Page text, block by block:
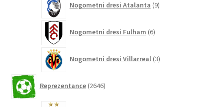
Nogometni dresi Atalanta 9izdelkov
Nogometni dresi Fulham 6izdelkov
Nogometni dresi Villarreal 3izdelki
Reprezentance 2646izdelkov